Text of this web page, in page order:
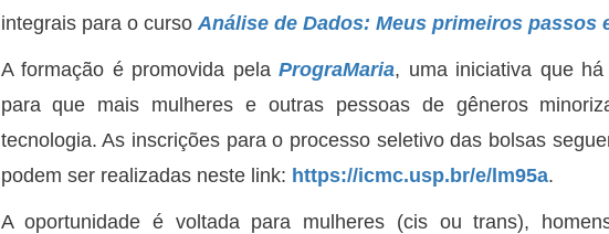
integrais para o curso Análise de Dados: Meus primeiros passos
A formação é promovida pelaPrograMaria, uma iniciativa que
para que mais mulheres e outras pessoas de gêneros
tecnologia. As inscrições para o processo seletivo das bolsas
podem ser realizadas neste link: https://icmc.usp.br/e/lm95a.
A oportunidade é voltada para mulheres (cis ou trans),